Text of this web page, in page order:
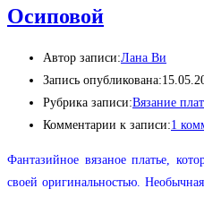
Осиповой
Автор записи:Лана Ви
Запись опубликована:
Рубрика записи:Вязание
Комментарии к записи:1
Фантазийное вязаное платье,
своей оригинальностью.